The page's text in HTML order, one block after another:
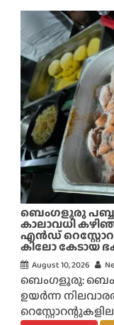
ബെംഗളൂരു
കാലാവധി
എൻഡ്
കിലോ കേടായ
August 10, 2026
ബെംഗളൂരു:
ഉയർന്ന